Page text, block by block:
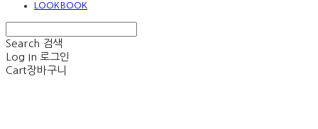
LOOKBOOK
Search 검색
Log In 로그인
Cart장바구니